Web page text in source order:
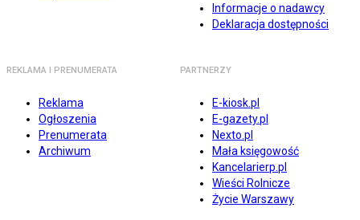
Informacje o nadawcy
Deklaracja dostępności
REKLAMA I PRENUMERATA
Reklama
Ogłoszenia
Prenumerata
Archiwum
PARTNERZY
E-kiosk.pl
E-gazety.pl
Nexto.pl
Mała księgowość
Kancelarierp.pl
Wieści Rolnicze
Życie Warszawy